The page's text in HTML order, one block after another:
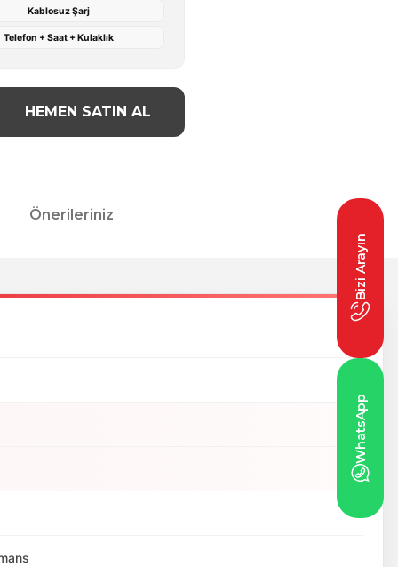
Kablosuz Şarj
Telefon + Saat + Kulaklık
HEMEN SATIN AL
Önerileriniz
Bizi Arayın
WhatsApp